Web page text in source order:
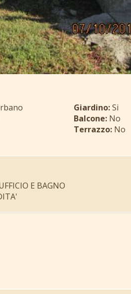
Giardino:Si
Balcone: No
Terrazzo: No
E BAGNO